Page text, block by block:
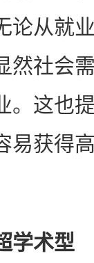
论从就
然社会
。这也
易获得
学术型